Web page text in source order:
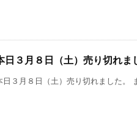
日３月８日（土）売り切れま
日３月８日（土）売り切れました。